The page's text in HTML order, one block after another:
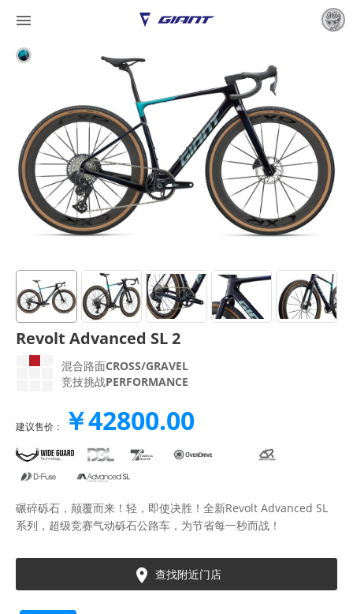

Revolt Advanced SL 2
混合路面CROSS/GRAVEL
竞技挑战PERFORMANCE
建议售价： ￥42800.00
碾碎砾石，颠覆而来！轻，即使决胜！全新Revolt Advanced SL
系列，超级竞赛气动砾石公路车，为节省每一秒而战！
 查找附近门店